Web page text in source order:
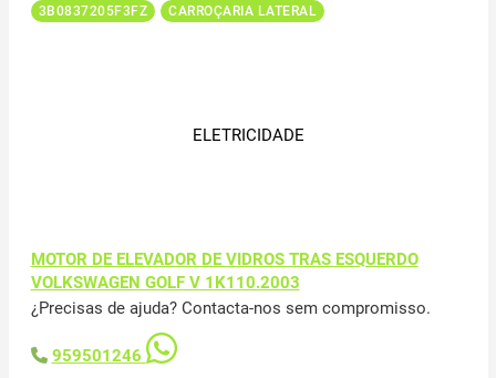
3B0837205F3FZ CARROÇARIA LATERAL
ELETRICIDADE
MOTOR DE ELEVADOR DE VIDROS TRAS ESQUERDO
VOLKSWAGEN GOLF V 1K110.2003
¿Precisas de ajuda? Contacta-nos sem compromisso.
959501246